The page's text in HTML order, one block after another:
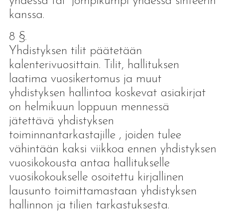
kanssa.
8 §.
Yhdistyksen tilit päätetään
kalenterivuosittain. Tilit, hallituksen
laatima vuosikertomus ja muut
yhdistyksen hallintoa koskevat asiakirjat
on helmikuun loppuun mennessä
jätettävä yhdistyksen
toiminnantarkastajille , joiden tulee
vähintään kaksi viikkoa ennen yhdistyksen
vuosikokousta antaa hallitukselle
vuosikokoukselle osoitettu kirjallinen
lausunto toimittamastaan yhdistyksen
hallinnon ja tilien tarkastuksesta.